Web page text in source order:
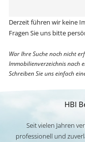
Derzeit führen wir keine
Fragen Sie uns bitte
War Ihre Suche noch nicht
Immobilienverzeichnis nach
Schreiben Sie uns einfach
HBI
Seit vielen Jahren
professionell und